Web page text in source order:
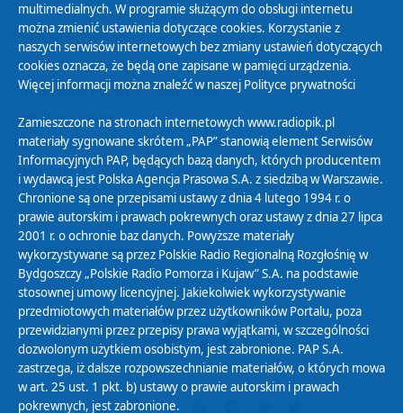
Polityka Prywatności
Zasady korzystania z Serwisu
Organizacje Pożytku Publicznego
Cyfryzacja DAB+
Polityka ochrony danych osobowych
Abonament
Zamówienia publiczne
Biuletyn Informacji Publicznej
multimedialnych. W programie służącym do obsługi internetu
można zmienić ustawienia dotyczące cookies. Korzystanie z
naszych serwisów internetowych bez zmiany ustawień dotyczących
cookies oznacza, że będą one zapisane w pamięci urządzenia.
Więcej informacji można znaleźć w naszej Polityce prywatności
Zamieszczone na stronach internetowych www.radiopik.pl
materiały sygnowane skrótem „PAP” stanowią element Serwisów
Informacyjnych PAP, będących bazą danych, których producentem
i wydawcą jest Polska Agencja Prasowa S.A. z siedzibą w Warszawie.
Chronione są one przepisami ustawy z dnia 4 lutego 1994 r. o
prawie autorskim i prawach pokrewnych oraz ustawy z dnia 27 lipca
2001 r. o ochronie baz danych. Powyższe materiały
wykorzystywane są przez Polskie Radio Regionalną Rozgłośnię w
Bydgoszczy „Polskie Radio Pomorza i Kujaw” S.A. na podstawie
stosownej umowy licencyjnej. Jakiekolwiek wykorzystywanie
przedmiotowych materiałów przez użytkowników Portalu, poza
przewidzianymi przez przepisy prawa wyjątkami, w szczególności
dozwolonym użytkiem osobistym, jest zabronione. PAP S.A.
zastrzega, iż dalsze rozpowszechnianie materiałów, o których mowa
w art. 25 ust. 1 pkt. b) ustawy o prawie autorskim i prawach
pokrewnych, jest zabronione.